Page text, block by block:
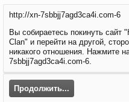
http://xn-7sbbjj7agd3ca4i.com-6
Вы собираетесь покинуть
Clan" и перейти на другой,
никакого отношения. Нажмите
7sbbjj7agd3ca4i.com-6.
Продолжить...